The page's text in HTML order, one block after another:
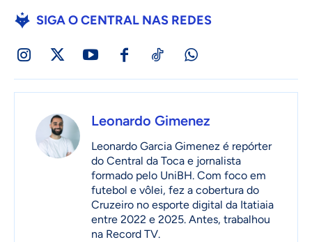
SIGA O CENTRAL NAS REDES
Leonardo Gimenez
Leonardo Garcia Gimenez é repórter
do Central da Toca e jornalista
formado pelo UniBH. Com foco em
futebol e vôlei, fez a cobertura do
Cruzeiro no esporte digital da Itatiaia
entre 2022 e 2025. Antes, trabalhou
na Record TV.